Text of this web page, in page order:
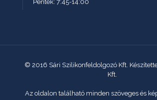
Péntek: 7:45-14:00
© 2016 Sári Szilikonfeldolgozó Kft.
Kft.
Az oldalon található minden szöveges és